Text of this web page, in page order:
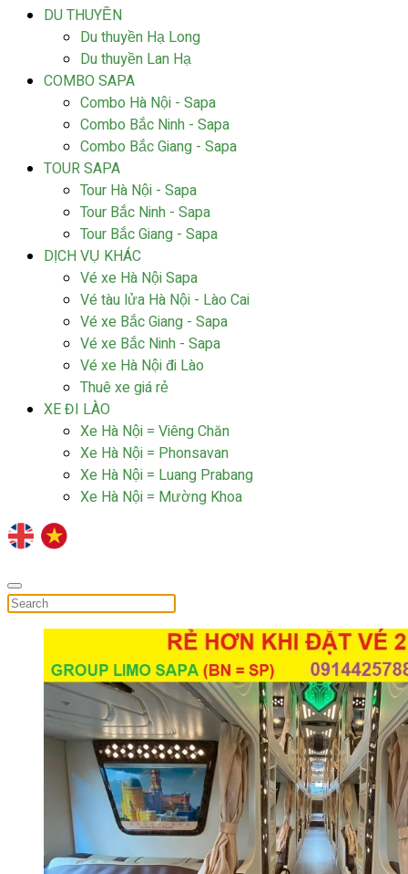
DU THUYỀN
Du thuyền Hạ Long
Du thuyền Lan Hạ
COMBO SAPA
Combo Hà Nội - Sapa
Combo Bắc Ninh - Sapa
Combo Bắc Giang - Sapa
TOUR SAPA
Tour Hà Nội - Sapa
Tour Bắc Ninh - Sapa
Tour Bắc Giang - Sapa
DỊCH VỤ KHÁC
Vé xe Hà Nội Sapa
Vé tàu lửa Hà Nội - Lào Cai
Vé xe Bắc Giang - Sapa
Vé xe Bắc Ninh - Sapa
Vé xe Hà Nội đi Lào
Thuê xe giá rẻ
XE ĐI LÀO
Xe Hà Nội = Viêng Chăn
Xe Hà Nội = Phonsavan
Xe Hà Nội = Luang Prabang
Xe Hà Nội = Mường Khoa